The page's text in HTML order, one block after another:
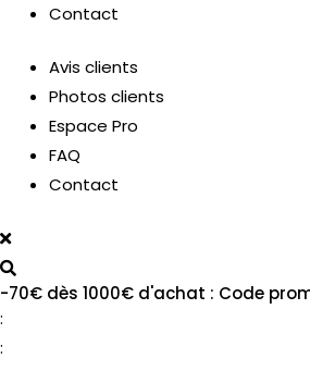
Contact
Avis clients
Photos clients
Espace Pro
FAQ
Contact
-70€ dès 1000€ d'achat : Code
:
: